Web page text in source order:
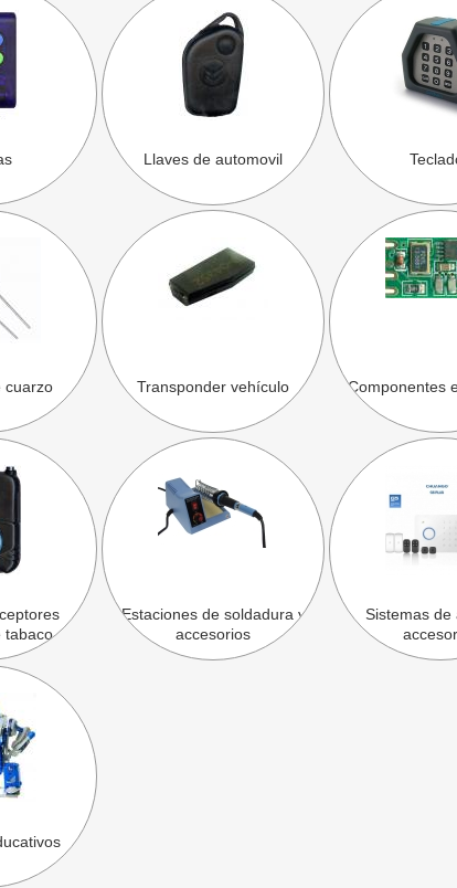
Llaves de automovil
cuarzo Transponder vehículo Componentes
tabaco
Estaciones de soldadura y
accesorios
Sistemas de